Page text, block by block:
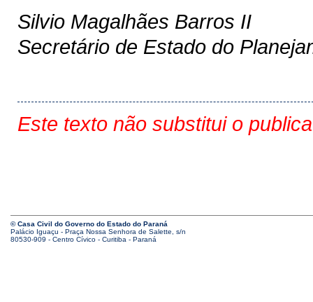
Silvio Magalhães Barros II
Secretário de Estado do
Este texto não substitui o
© Casa Civil do Governo do Estado do Paraná
Palácio Iguaçu - Praça Nossa Senhora de Salette, s/n
80530-909 - Centro Cívico - Curitiba - Paraná